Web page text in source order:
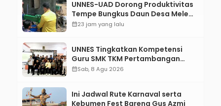
UNNES-UAD Dorong Produktivitas
Tempe Bungkus Daun Desa Meles,
Bantu Mesin dan Pendampingan
calendar_month23 jam yang lalu
UNNES Tingkatkan Kompetensi
Guru SMK TKM Pertambangan
Kebumen melalui Desain Green
calendar_monthSab, 8 Agu 2026
Ini Jadwal Rute Karnaval serta
Kebumen Fest Bareng Gus Azmi